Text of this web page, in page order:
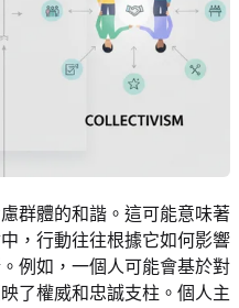
群體的和諧。這可能意味著
，行動往往根據它如何影響
例如，一個人可能會基於對
了權威和忠誠支柱。個人主